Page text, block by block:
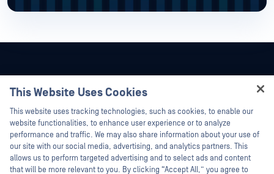
This Website Uses Cookies
This website uses tracking technologies, such as cookies, to enable our
website functionalities, to enhance user experience or to analyze
performance and traffic. We may also share information about your use of
our site with our social media, advertising, and analytics partners. This
allows us to perform targeted advertising and to select ads and content
that will be more relevant to you. By clicking “Accept All,” you agree to
Hey there!
I'm Ozzy, your OPSWAT virtual assistant.
How can I help you secure what's critical
today?